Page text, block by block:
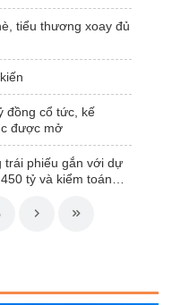
tiểu thương xoay đủ
đồng cổ tức, kế
được mở
trái phiếu gắn với dự
tỷ và kiểm toán